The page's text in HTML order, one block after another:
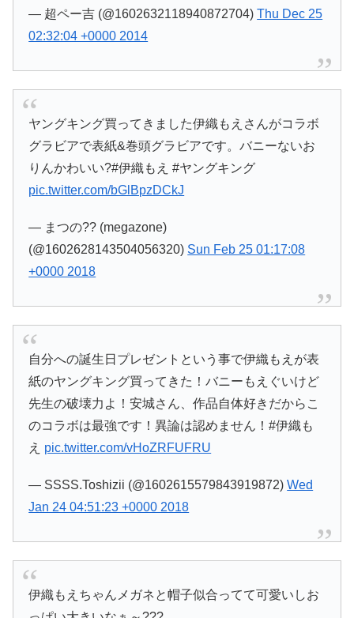
— 超ペー吉 (@1602632118940872704)Thu Dec 25
02:32:04 +0000 2014
ヤングキング買ってきました伊織もえさんがコラボ
グラビアで表紙&巻頭グラビアです。バニーないお
りんかわいい?#伊織もえ #ヤングキング
pic.twitter.com/bGlBpzDCkJ
— まつの?? (megazone)
(@1602628143504056320) Sun Feb 25 01:17:08
+0000 2018
自分への誕生日プレゼントという事で伊織もえが表
紙のヤングキング買ってきた！バニーもえぐいけど
先生の破壊力よ！安城さん、作品自体好きだからこ
のコラボは最強です！異論は認めません！#伊織も
え pic.twitter.com/vHoZRFUFRU
— SSSS.Toshizii (@1602615579843919872)Wed
Jan 24 04:51:23 +0000 2018
伊織もえちゃんメガネと帽子似合ってて可愛いしお